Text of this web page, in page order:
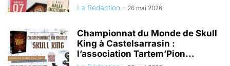
La Rédaction - 26 mai 2026
Championnat du Monde de Skull
King à Castelsarrasin :
l’association Tartem’Pion...